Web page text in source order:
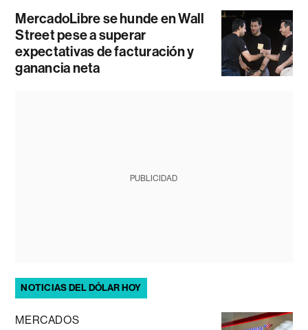
MercadoLibre se hunde en Wall
Street pese a superar
expectativas de facturación y
ganancia neta
PUBLICIDAD
NOTICIAS DEL DÓLAR HOY
MERCADOS